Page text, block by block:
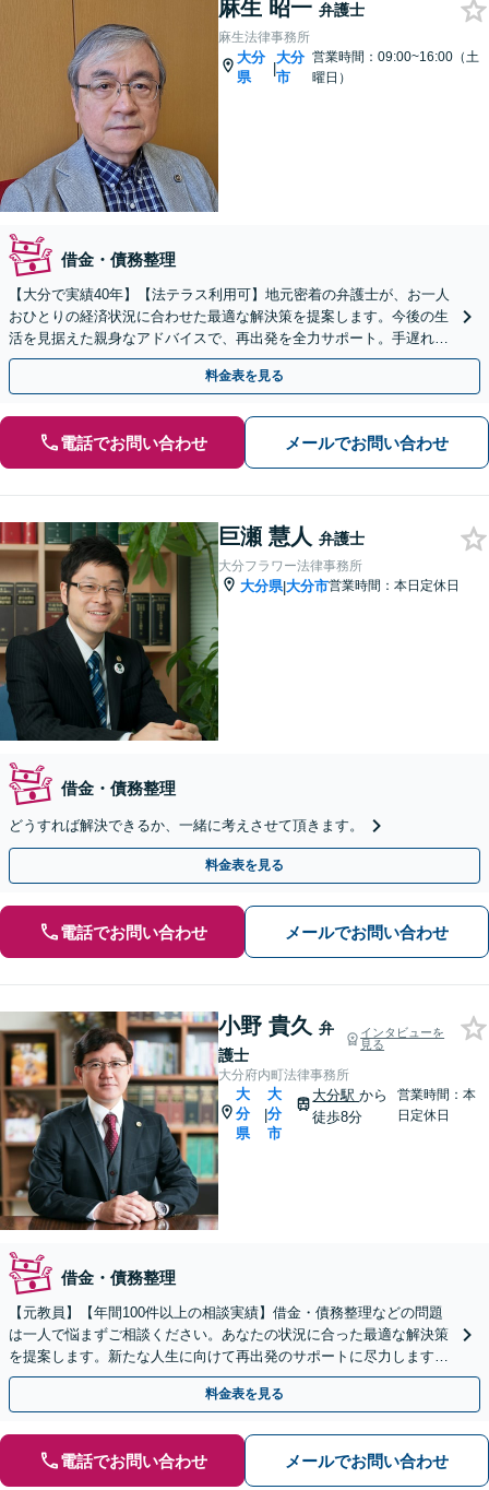
麻生 昭一 弁護士
麻生法律事務所
大分
県
|
大分
市
営業時間：09:00~16:00（土
曜日）
借金・債務整理
【大分で実績40年】【法テラス利用可】地元密着の弁護士が、お一人
おひとりの経済状況に合わせた最適な解決策を提案します。今後の生
活を見据えた親身なアドバイスで、再出発を全力サポート。手遅れに
なる前に、まずはご相談ください。【休日面談可】
料金表を見る
電話でお問い合わせ メールでお問い合わせ
巨瀬 慧人 弁護士
大分フラワー法律事務所
大分県|大分市営業時間：本日定休日
借金・債務整理
どうすれば解決できるか、一緒に考えさせて頂きます。
料金表を見る
電話でお問い合わせ メールでお問い合わせ
小野 貴久 弁
護士
インタビューを
見る
大分府内町法律事務所
大
分
県
|
大
分
市
大分駅から
徒歩8分
営業時間：本
日定休日
借金・債務整理
【元教員】【年間100件以上の相談実績】借金・債務整理などの問題
は一人で悩まずご相談ください。あなたの状況に合った最適な解決策
を提案します。新たな人生に向けて再出発のサポートに尽力します。
【大分駅9分】【初回無料相談】【土日・夜間対応可】
料金表を見る
電話でお問い合わせ メールでお問い合わせ